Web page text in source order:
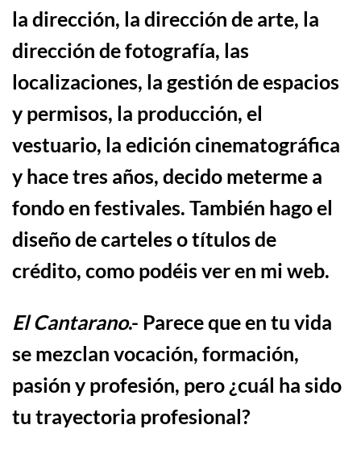
la dirección, la dirección de arte, la
dirección de fotografía, las
localizaciones, la gestión de espacios
y permisos, la producción, el
vestuario, la edición cinematográfica
y hace tres años, decido meterme a
fondo en festivales. También hago el
diseño de carteles o títulos de
crédito, como podéis ver en mi web.
El Cantarano.- Parece que en tu vida
se mezclan vocación, formación,
pasión y profesión, pero ¿cuál ha sido
tu trayectoria profesional?